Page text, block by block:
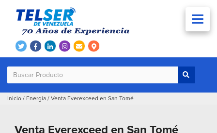
Inicio / Energía / Venta Everexceed en San Tomé
Venta Everexceed en San Tomé